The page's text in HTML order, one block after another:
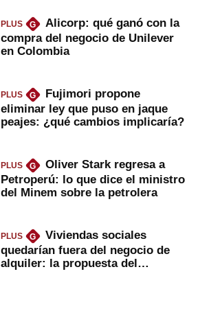
PLUS G
Alicorp: qué ganó con la
compra del negocio de Unilever
en Colombia
PLUS G
Fujimori propone
eliminar ley que puso en jaque
peajes: ¿qué cambios implicaría?
PLUS G
Oliver Stark regresa a
Petroperú: lo que dice el ministro
del Minem sobre la petrolera
PLUS G
Viviendas sociales
quedarían fuera del negocio de
alquiler: la propuesta del